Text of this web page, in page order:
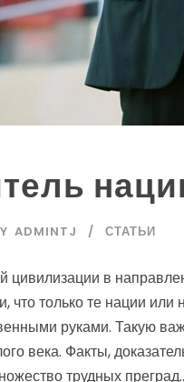
ADMINTJ СТАТЬИ
в
что только те нации
руками. Такую
века. Факты,
трудных